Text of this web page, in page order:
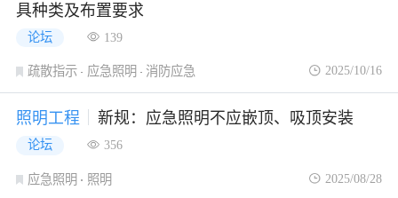
具种类及布置要求
论坛 139
疏散指示 应急照明 消防应急 2025/10/16
照明工程 新规：应急照明不应嵌顶、吸顶安装
论坛 356
应急照明 照明 2025/08/28